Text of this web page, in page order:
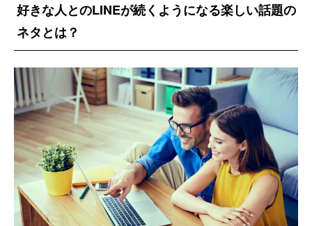
好きな人とのLINEが続くようになる楽しい話題の
ネタとは？